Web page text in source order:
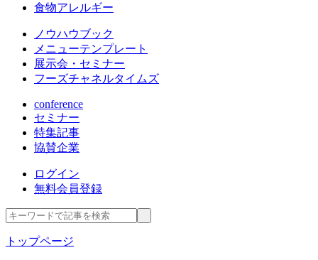
食物アレルギー
ノウハウブック
メニューテンプレート
展示会・セミナー
フーズチャネルタイムズ
conference
セミナー
特集記事
協賛企業
ログイン
無料会員登録
トップページ